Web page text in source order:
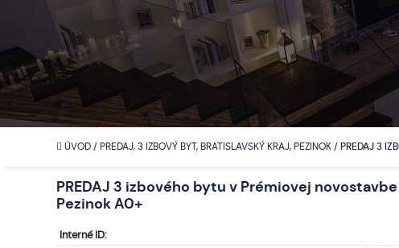
ÚVOD/PREDAJ, 3 IZBOVÝ BYT, BRATISLAVSKÝ KRAJ, PEZINOK/PREDAJ 3
PREDAJ 3 izbového bytu v Prémiovej novostavbe
Pezinok A0+
Interné ID: